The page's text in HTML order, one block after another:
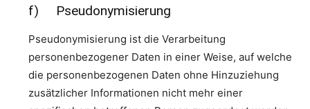
f) Pseudonymisierung
Pseudonymisierung ist die Verarbeitung
personenbezogener Daten in einer Weise, auf welche
die personenbezogenen Daten ohne Hinzuziehung
zusätzlicher Informationen nicht mehr einer